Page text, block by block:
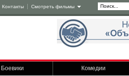
Контакты Смотреть фильмы
Боевики Комедии